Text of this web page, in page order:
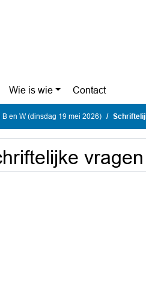
Wie is wie Contact
en W (dinsdag 19 mei 2026)